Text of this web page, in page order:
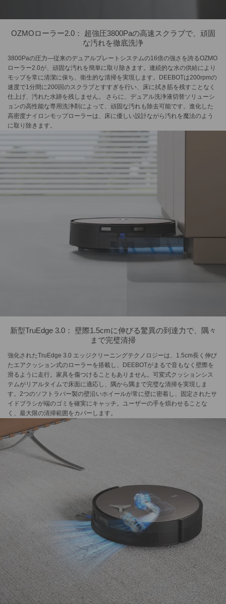
OZMOローラー2.0： 超強圧3800Paの高速スクラブで、頑固
な汚れを徹底洗浄
3800Paの圧力—従来のデュアルプレートシステムの16倍の強さを誇るOZMO
ローラー2.0が、頑固な汚れを簡単に取り除きます。連続的な水の供給により
モップを常に清潔に保ち、衛生的な清掃を実現します。DEEBOTは200rpmの
速度で1分間に200回のスクラブとすすぎを行い、床に拭き筋を残すことなく
仕上げ、汚れた水跡を残しません。 さらに、デュアル洗浄液切替ソリューシ
ョンの高性能な専用洗浄剤によって、頑固な汚れも除去可能です。進化した
高密度ナイロンモップローラーは、床に優しい設計ながら汚れを魔法のよう
に取り除きます。
新型TruEdge 3.0： 壁際1.5cmに伸びる驚異の到達力で、隅々
まで完璧清掃
強化されたTruEdge 3.0 エッジクリーニングテクノロジーは、1.5cm長く伸び
たエアクッション式のローラーを搭載し、DEEBOTがまるで音もなく壁際を
滑るように走行。家具を傷つけることもありません。可変式クッションシス
テムがリアルタイムで床面に適応し、隅から隅まで完璧な清掃を実現しま
す。2つのソフトラバー製の壁沿いホイールが常に壁に密着し、固定されたサ
イドブラシが端のゴミを確実にキャッチ。ユーザーの手を煩わせることな
く、最大限の清掃範囲をカバーします。